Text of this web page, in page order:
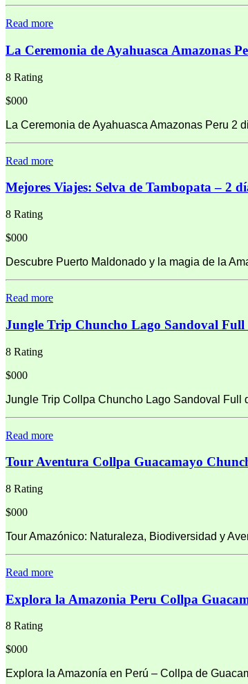
Read more
La Ceremonia de Ayahuasca Amazonas
8 Rating
$000
La Ceremonia de Ayahuasca Amazonas Peru 2
Read more
Mejores Viajes: Selva de Tambopata – 2
8 Rating
$000
Descubre Puerto Maldonado y la magia de la
Read more
Jungle Trip Chuncho Lago Sandoval Full
8 Rating
$000
Jungle Trip Collpa Chuncho Lago Sandoval Full
Read more
Tour Aventura Collpa Guacamayo
8 Rating
$000
Tour Amazónico: Naturaleza, Biodiversidad y
Read more
Explora la Amazonia Peru Collpa
8 Rating
$000
Explora la Amazonía en Perú – Collpa de